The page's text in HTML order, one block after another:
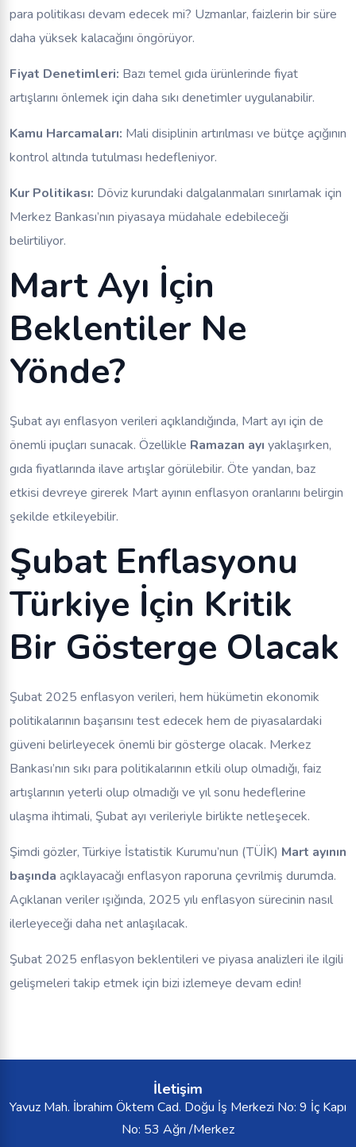
para politikası devam edecek mi? Uzmanlar, faizlerin bir süre
daha yüksek kalacağını öngörüyor.
Fiyat Denetimleri: Bazı temel gıda ürünlerinde fiyat
artışlarını önlemek için daha sıkı denetimler uygulanabilir.
Kamu Harcamaları: Mali disiplinin artırılması ve bütçe açığının
kontrol altında tutulması hedefleniyor.
Kur Politikası: Döviz kurundaki dalgalanmaları sınırlamak için
Merkez Bankası’nın piyasaya müdahale edebileceği
belirtiliyor.
Mart Ayı İçin
Beklentiler Ne
Yönde?
Şubat ayı enflasyon verileri açıklandığında, Mart ayı için de
önemli ipuçları sunacak. Özellikle Ramazan ayı yaklaşırken,
gıda fiyatlarında ilave artışlar görülebilir. Öte yandan, baz
etkisi devreye girerek Mart ayının enflasyon oranlarını belirgin
şekilde etkileyebilir.
Şubat Enflasyonu
Türkiye İçin Kritik
Bir Gösterge Olacak
Şubat 2025 enflasyon verileri, hem hükümetin ekonomik
politikalarının başarısını test edecek hem de piyasalardaki
güveni belirleyecek önemli bir gösterge olacak. Merkez
Bankası’nın sıkı para politikalarının etkili olup olmadığı, faiz
artışlarının yeterli olup olmadığı ve yıl sonu hedeflerine
ulaşma ihtimali, Şubat ayı verileriyle birlikte netleşecek.
Şimdi gözler, Türkiye İstatistik Kurumu’nun (TÜİK) Mart ayının
başında açıklayacağı enflasyon raporuna çevrilmiş durumda.
Açıklanan veriler ışığında, 2025 yılı enflasyon sürecinin nasıl
ilerleyeceği daha net anlaşılacak.
Şubat 2025 enflasyon beklentileri ve piyasa analizleri ile ilgili
gelişmeleri takip etmek için bizi izlemeye devam edin!
İletişim
Yavuz Mah. İbrahim Öktem Cad. Doğu İş Merkezi No: 9 İç Kapı
No: 53 Ağrı /Merkez